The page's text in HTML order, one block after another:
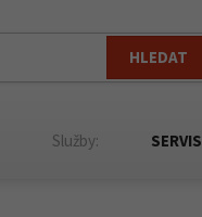
HLEDAT
Služby: SERVIS